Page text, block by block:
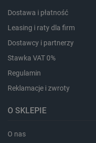
Dostawa i płatność
Leasing i raty dla firm
Dostawcy i partnerzy
Stawka VAT 0%
Regulamin
Reklamacje i zwroty
O SKLEPIE
O nas